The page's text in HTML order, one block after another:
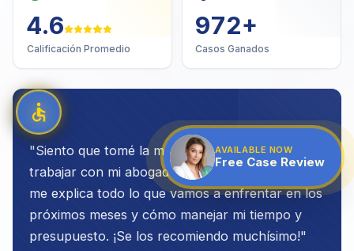
4.7
Calificación Promedio
1,000
Casos Ganados
"Siento que tomé la mejor decisión al elegir
trabajar con mi abogado. Es muy transparente,
me explica todo lo que vamos a enfrentar en los
próximos meses y cómo manejar mi tiempo y
presupuesto. ¡Se los recomiendo muchísimo!"
AVAILABLE NOW
Free Case Review